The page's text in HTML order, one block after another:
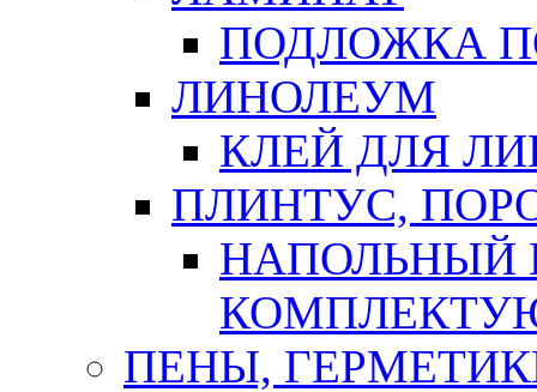
ПОДЛОЖКА
ЛИНОЛЕУМ
КЛЕЙ ДЛЯ
ПЛИНТУС,
НАПОЛЬНЫЙ
ПЕНЫ,